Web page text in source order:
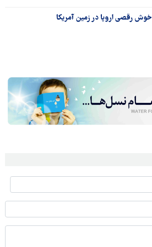
خوش رقصی اروپا در زمین آمریکا